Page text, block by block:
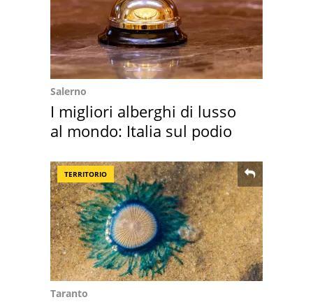
Salerno
I migliori alberghi di lusso
al mondo: Italia sul podio
TERRITORIO
Taranto